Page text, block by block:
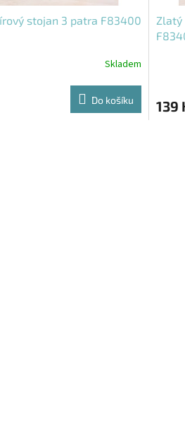
stojan 3 patra F83400
Skladem
Do košíku
Zlatý
139